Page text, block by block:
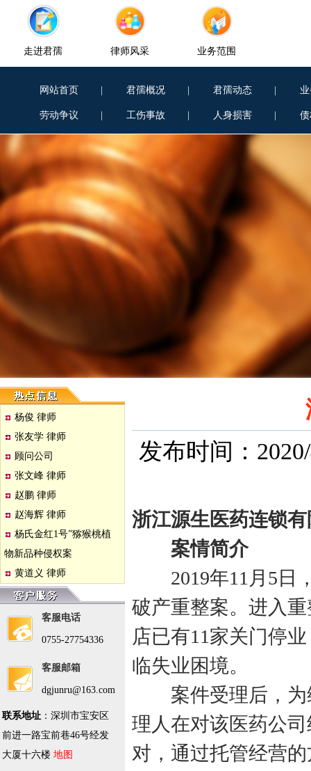
走进君孺 律师风采 业务范围
网站首页 君孺概况 君孺动态
劳动争议 工伤事故 人身损害
杨俊 律师
张友学 律师
顾问公司
张文峰 律师
赵鹏 律师
赵海辉 律师
杨氏金红1号”猕猴桃植
物新品种侵权案
黄道义 律师
客服电话
0755-27754336
客服邮箱
dgjunru@163.com
联系地址 ：深圳市宝安区
前进一路宝前巷46号经发
大厦十六楼 地图
发布时间：
浙江源生医药连锁
案情简介
2019年11 月 5 日
破产重整案。进入
店已有11家关门停
临失业困境。
案件受理后，为
理人在对该医药公
对，通过托管经营